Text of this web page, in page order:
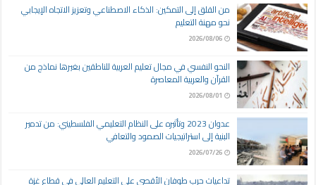
من القلق إلى التمكين: الذكاء الاصطناعي وتعزيز الاتجاه الإيجابي
نحو مهنة التعليم
2026/08/06
النحو النفسي في مجال تعليم العربية للناطقين بغيرها نماذج من
القرآن والعربية المعاصرة
2026/08/01
عدوان 2023 وتأثيره على النظام التعليمي الفلسطيني: من تدمير
البنية إلى استراتيجيات الصمود والتعافي
2026/07/26
تداعيات حرب طوفان الأقصى على التعليم العالي في قطاع غزة